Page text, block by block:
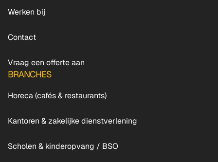
Werken bij
Contact
Vraag een offerte aan
BRANCHES
Horeca (cafés & restaurants)
Kantoren & zakelijke dienstverlening
Scholen & kinderopvang / BSO